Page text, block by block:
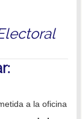
a la oficina